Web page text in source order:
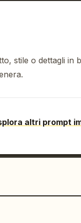
stile o dettagli in
altri prompt